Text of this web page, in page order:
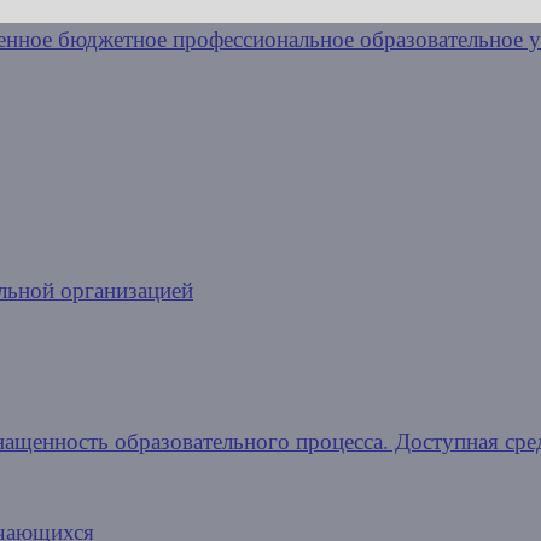
организацией
образовательного процесса. Доступная